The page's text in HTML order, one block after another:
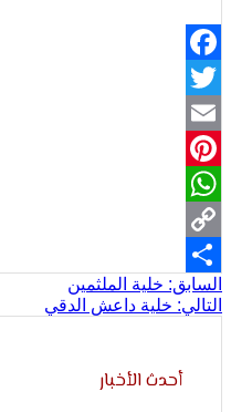
خلية الملثمين
داعش الدقي
الأخبار